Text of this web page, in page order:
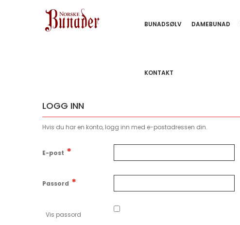
BUNADSØLV DAMEBUNAD
KONTAKT
LOGG INN
Hvis du har en konto, logg inn med e-postadressen din.
E-post
Passord
Vis passord